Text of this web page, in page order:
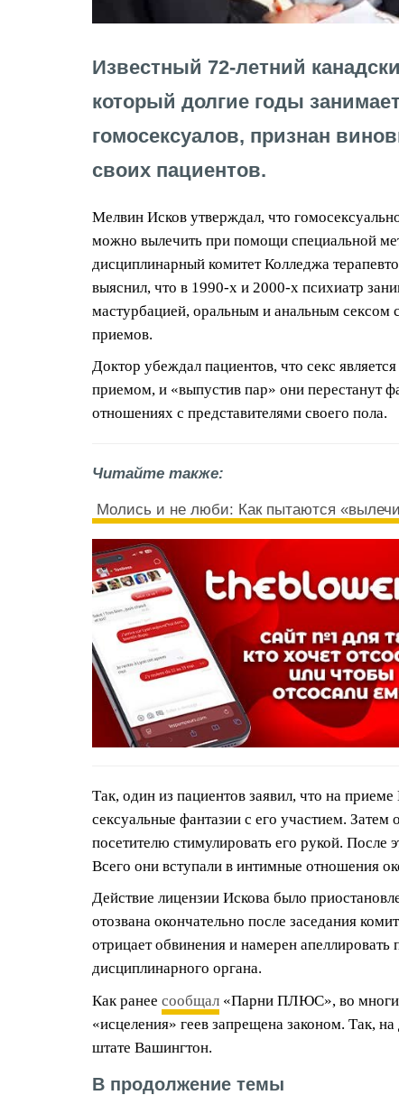
Известный 72-летний
который долгие годы
гомосексуалов, признан
своих пациентов.
Мелвин Исков утверждал, что
можно вылечить при помощи специальной
дисциплинарный комитет Колледжа
выяснил, что в 1990-х и 2000-х психиатр
мастурбацией, оральным и анальным сексом
приемов.
Доктор убеждал пациентов, что секс
приемом, и «выпустив пар» они перестанут
отношениях с представителями своего пола.
Читайте также:
Молись и не люби: Как пытаются
Так, один из пациентов заявил, что на
сексуальные фантазии с его участием.
посетителю стимулировать его рукой. После
Всего они вступали в интимные отношения
Действие лицензии Искова было
отозвана окончательно после заседания
отрицает обвинения и намерен апеллировать
дисциплинарного органа.
Как ранее сообщал «Парни ПЛЮС», во
«исцеления» геев запрещена законом. Так,
штате Вашингтон.
В продолжение темы